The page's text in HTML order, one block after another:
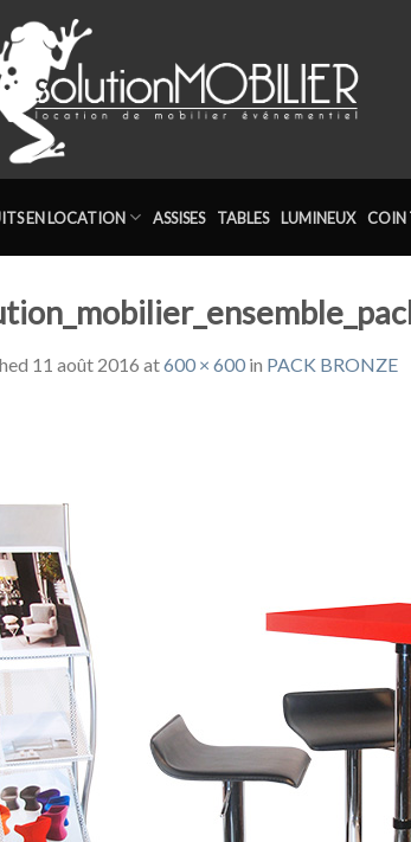
EN LOCATION ASSISES TABLES LUMINEUX COIN
11 août 2016 at600 × 600 in PACK BRONZE